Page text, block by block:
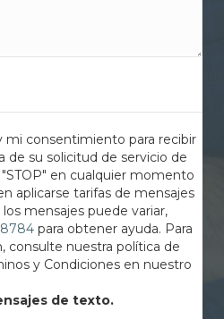
mi consentimiento para recibir
de su solicitud de servicio de
en cualquier momento
aplicarse tarifas de mensajes
mensajes puede variar,
para obtener ayuda. Para
consulte nuestra política de
y Condiciones en nuestro
de texto.